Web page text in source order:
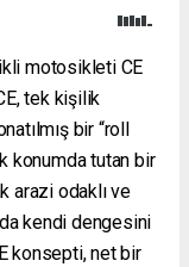
motosikleti CE
tek kişilik
bir “roll
konumda tutan bir
arazi odaklı ve
kendi dengesini
konsepti, net bir